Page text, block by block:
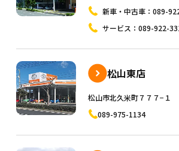
新車・中古車： 089-
サービス： 089-922-
松山東店
松山市北久米町７７７−１
089-975-1134